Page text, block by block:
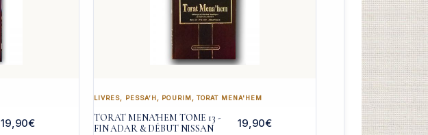
19,90€
LIVRES, PESSA’H, POURIM,TORAT MENA'HEM
TORAT MENA’HEM TOME 13 -
FIN ADAR & DÉBUT NISSAN
19,90€